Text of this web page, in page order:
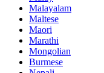
Malayalam
Maltese
Maori
Marathi
Mongolian
Burmese